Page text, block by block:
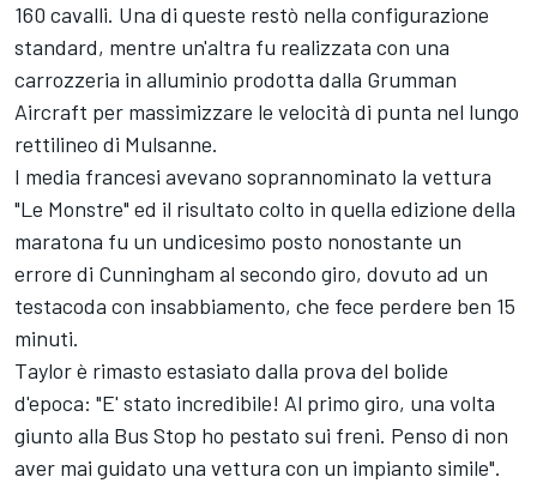
160 cavalli. Una di queste restò nella configurazione
standard, mentre un'altra fu realizzata con una
carrozzeria in alluminio prodotta dalla Grumman
Aircraft per massimizzare le velocità di punta nel lungo
rettilineo di Mulsanne.
I media francesi avevano soprannominato la vettura
"Le Monstre" ed il risultato colto in quella edizione della
maratona fu un undicesimo posto nonostante un
errore di Cunningham al secondo giro, dovuto ad un
testacoda con insabbiamento, che fece perdere ben 15
minuti.
Taylor è rimasto estasiato dalla prova del bolide
d'epoca: "E' stato incredibile! Al primo giro, una volta
giunto alla Bus Stop ho pestato sui freni. Penso di non
aver mai guidato una vettura con un impianto simile".